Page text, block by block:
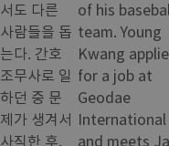
서도 다른
사람들을 돕
는다. 간호
조무사로 일
하던 중 문
제가 생겨서
사직한 후,
of his
team. Young
Kwang
for a job at
Geodae
International
and meets